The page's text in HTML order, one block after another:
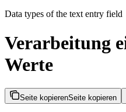
Data types of the text entry field
Verarbeitung
Werte
Seite kopierenSeite kopieren